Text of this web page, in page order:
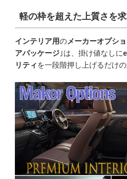
軽の枠を超えた上質さを
インテリア用のメーカーオプシ
アパッケージ ｣は、掛け値なしに
リティ を一段階押し上げるだけの